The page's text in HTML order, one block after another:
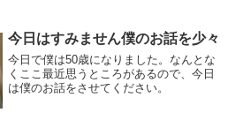
今日はすみません僕のお話を少々
今日で僕は50歳になりました。なんとな
くここ最近思うところがあるので、今日
は僕のお話をさせてください。